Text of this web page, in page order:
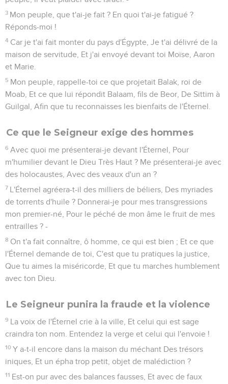
3 Mon peuple, que t'ai-je fait ? En quoi t'ai-je fatigué ?
Réponds-moi !
4 Car je t'ai fait monter du pays d'Égypte, Je t'ai délivré de la
maison de servitude, Et j'ai envoyé devant toi Moïse, Aaron
et Marie.
5 Mon peuple, rappelle-toi ce que projetait Balak, roi de
Moab, Et ce que lui répondit Balaam, fils de Beor, De Sittim à
Guilgal, Afin que tu reconnaisses les bienfaits de l'Éternel.
Ce que le Seigneur exige des hommes
6 Avec quoi me présenterai-je devant l'Éternel, Pour
m'humilier devant le Dieu Très Haut ? Me présenterai-je avec
des holocaustes, Avec des veaux d'un an ?
7 L'Éternel agréera-t-il des milliers de béliers, Des myriades
de torrents d'huile ? Donnerai-je pour mes transgressions
mon premier-né, Pour le péché de mon âme le fruit de mes
entrailles ? -
8 On t'a fait connaître, ô homme, ce qui est bien ; Et ce que
l'Éternel demande de toi, C'est que tu pratiques la justice,
Que tu aimes la miséricorde, Et que tu marches humblement
avec ton Dieu.
Le Seigneur punira la fraude et la violence
9 La voix de l'Éternel crie à la ville, Et celui qui est sage
craindra ton nom. Entendez la verge et celui qui l'envoie !
10 Y a-t-il encore dans la maison du méchant Des trésors
iniques, Et un épha trop petit, objet de malédiction ?
11 Est-on pur avec des balances fausses, Et avec de faux